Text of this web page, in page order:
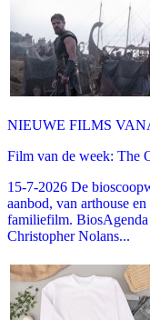
NIEUWE FILMS
Film van de week: The
15-7-2026 De
aanbod, van arthouse
familiefilm. BiosAgenda
Christopher Nolans...